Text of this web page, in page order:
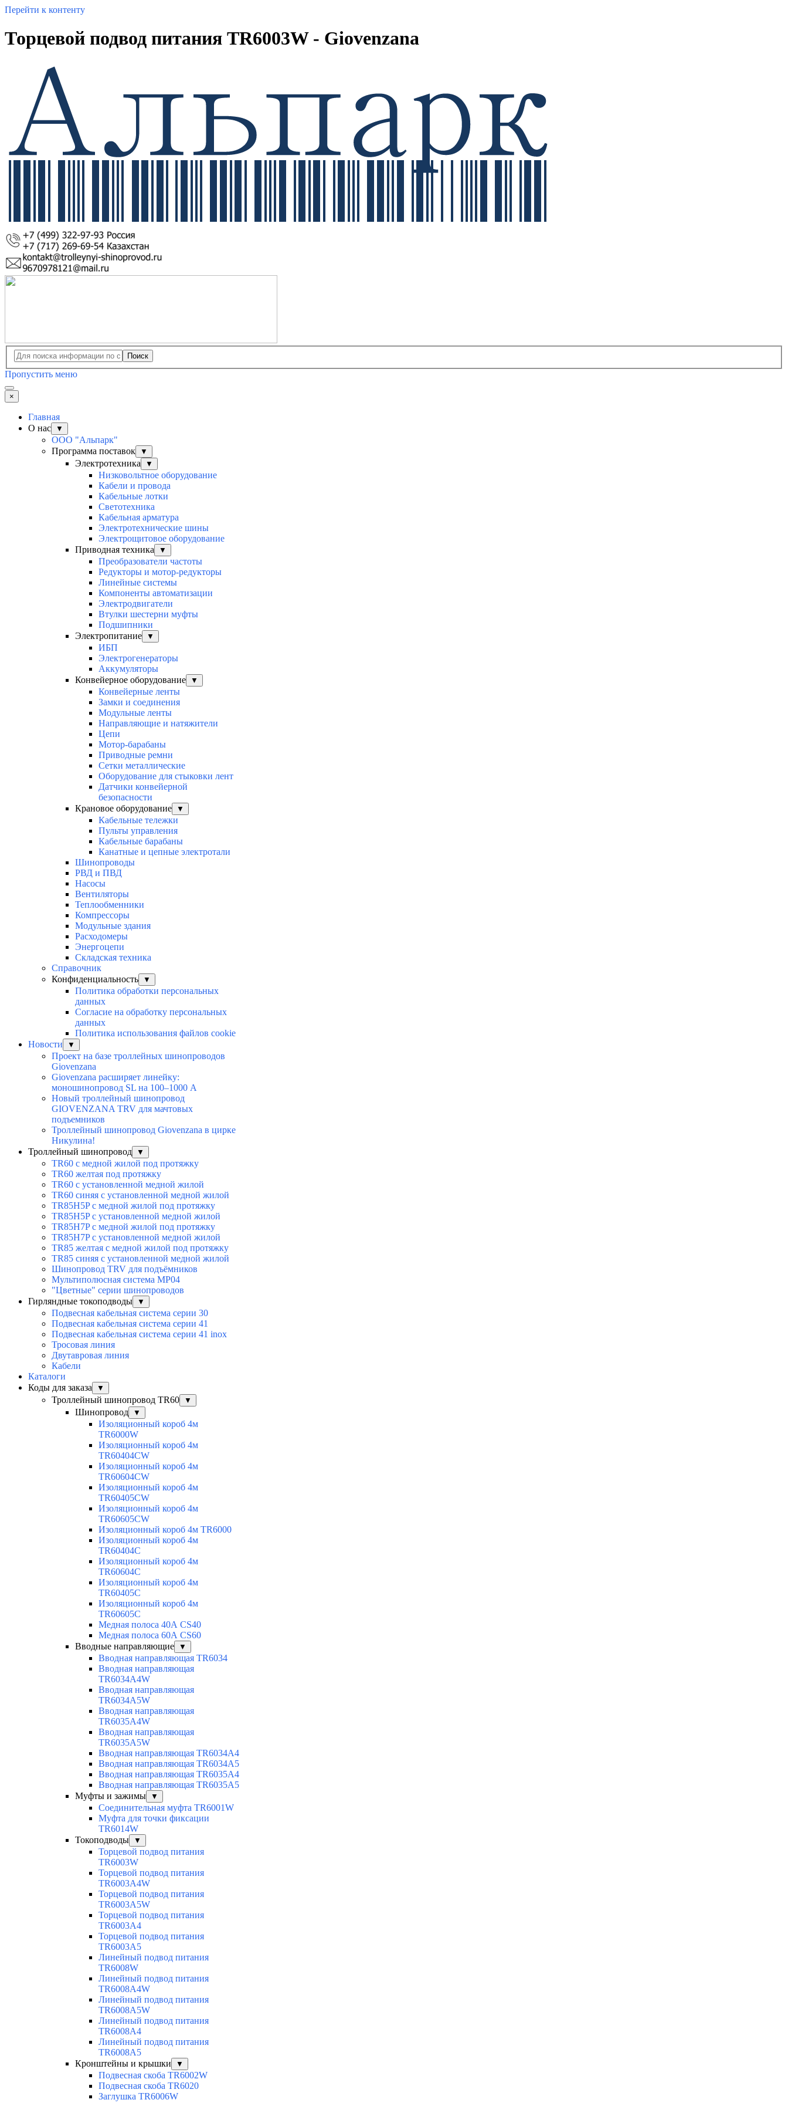
Перейти к контенту
Торцевой подвод питания TR6003W - Giovenzana
Поиск
Пропустить меню
×
Главная
О нас
▼
ООО "Альпарк"
Программа поставок
▼
Электротехника ▼
Низковольтное оборудование
Кабели и провода
Кабельные лотки
Светотехника
Кабельная арматура
Электротехнические шины
Электрощитовое оборудование
Приводная техника
▼
Преобразователи частоты
Редукторы и мотор-редукторы
Линейные системы
Компоненты автоматизации
Электродвигатели
Втулки шестерни муфты
Подшипники
Электропитание
▼
ИБП
Электрогенераторы
Аккумуляторы
Конвейерное оборудование
▼
Конвейерные ленты
Замки и соединения
Модульные ленты
Направляющие и натяжители
Цепи
Мотор-барабаны
Приводные ремни
Сетки металлические
Оборудование для стыковки лент
Датчики конвейерной
безопасности
Крановое оборудование
▼
Кабельные тележки
Пульты управления
Кабельные барабаны
Канатные и цепные электротали
Шинопроводы
РВД и ПВД
Насосы
Вентиляторы
Теплообменники
Компрессоры
Модульные здания
Расходомеры
Энергоцепи
Складская техника
Справочник
Конфиденциальность
▼
Политика обработки персональных
данных
Согласие на обработку персональных
данных
Политика использования файлов cookie
Новости
▼
Проект на базе троллейных шинопроводов
Giovenzana
Giovenzana расширяет линейку:
моношинопровод SL на 100–1000 А
Новый троллейный шинопровод
GIOVENZANA TRV для мачтовых
подъемников
Троллейный шинопровод Giovenzana в цирке
Никулина!
Троллейный шинопровод
▼
TR60 с медной жилой под протяжку
TR60 желтая под протяжку
TR60 с установленной медной жилой
TR60 синяя с установленной медной жилой
TR85H5P с медной жилой под протяжку
TR85H5P с установленной медной жилой
TR85H7P с медной жилой под протяжку
TR85H7P с установленной медной жилой
TR85 желтая с медной жилой под протяжку
TR85 синяя с установленной медной жилой
Шинопровод TRV для подъёмников
Мультиполюсная система MP04
"Цветные" серии шинопроводов
Гирляндные токоподводы
▼
Подвесная кабельная система серии 30
Подвесная кабельная система серии 41
Подвесная кабельная система серии 41 inox
Тросовая линия
Двутавровая линия
Кабели
Каталоги
Коды для заказа
▼
Троллейный шинопровод TR60 ▼
Шинопровод ▼
Изоляционный короб 4м
TR6000W
Изоляционный короб 4м
TR60404CW
Изоляционный короб 4м
TR60604CW
Изоляционный короб 4м
TR60405CW
Изоляционный короб 4м
TR60605CW
Изоляционный короб 4м TR6000
Изоляционный короб 4м
TR60404C
Изоляционный короб 4м
TR60604C
Изоляционный короб 4м
TR60405C
Изоляционный короб 4м
TR60605C
Медная полоса 40А CS40
Медная полоса 60А CS60
Вводные направляющие
▼
Вводная направляющая TR6034
Вводная направляющая
TR6034A4W
Вводная направляющая
TR6034A5W
Вводная направляющая
TR6035A4W
Вводная направляющая
TR6035A5W
Вводная направляющая TR6034A4
Вводная направляющая TR6034A5
Вводная направляющая TR6035A4
Вводная направляющая TR6035A5
Муфты и зажимы
▼
Соединительная муфта TR6001W
Муфта для точки фиксации
TR6014W
Токоподводы
▼
Торцевой подвод питания
TR6003W
Торцевой подвод питания
TR6003A4W
Торцевой подвод питания
TR6003A5W
Торцевой подвод питания
TR6003A4
Торцевой подвод питания
TR6003A5
Линейный подвод питания
TR6008W
Линейный подвод питания
TR6008A4W
Линейный подвод питания
TR6008A5W
Линейный подвод питания
TR6008A4
Линейный подвод питания
TR6008A5
Кронштейны и крышки
▼
Подвесная скоба TR6002W
Подвесная скоба TR6020
Заглушка TR6006W